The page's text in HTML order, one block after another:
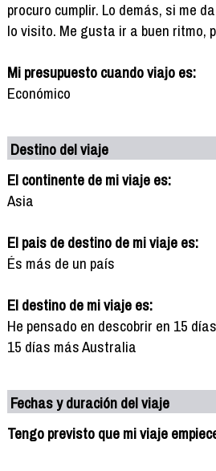
procuro cumplir. Lo demás, si me
lo visito. Me gusta ir a buen ritmo,
Mi presupuesto cuando viajo es:
Económico
Destino del viaje
El continente de mi viaje es:
Asia
El pais de destino de mi viaje es:
És más de un país
El destino de mi viaje es:
He pensado en descobrir en 15
15 días más Australia
Fechas y duración del viaje
Tengo previsto que mi viaje